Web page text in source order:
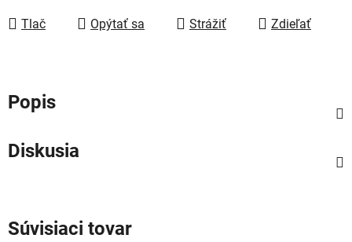
Tlač Opýtať sa Strážiť Zdieľať
Popis
Diskusia
Súvisiaci tovar